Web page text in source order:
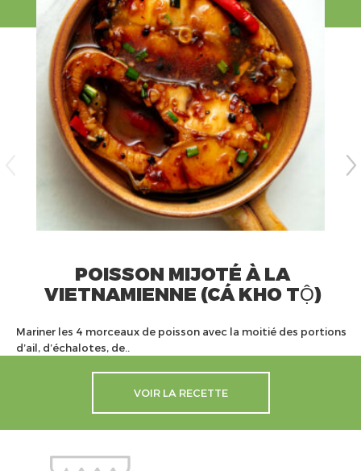
POISSON MIJOTÉ À LA
VIETNAMIENNE (CÁ KHO TỘ)
Mariner les 4 morceaux de poisson avec la moitié des portions
d’ail, d’échalotes, de..
VOIR LA RECETTE